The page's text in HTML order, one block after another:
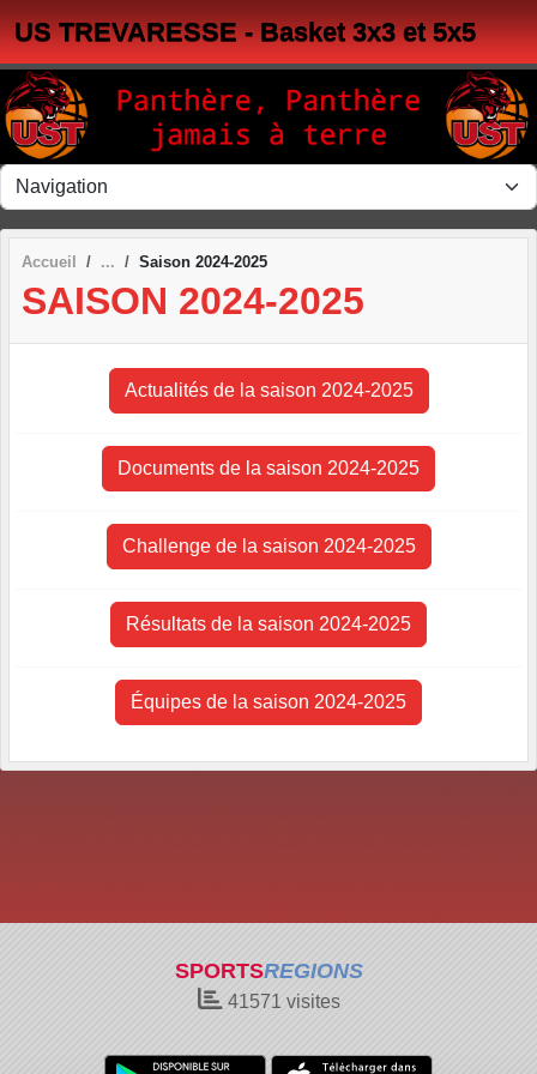
US TREVARESSE - Basket 3x3 et 5x5
Accueil Saison 2024-2025
SAISON 2024-2025
Actualités de la saison 2024-2025
Documents de la saison 2024-2025
Challenge de la saison 2024-2025
Résultats de la saison 2024-2025
Équipes de la saison 2024-2025
SPORTSREGIONS
41571 visites